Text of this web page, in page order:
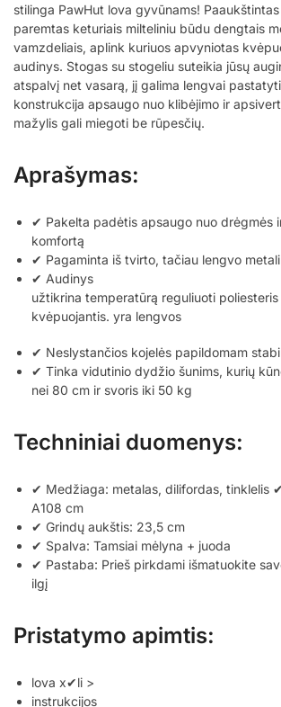
stilinga PawHut lova gyvūnams!
paremtas keturiais milteliniu būdu dengtais
vamzdeliais, aplink kuriuos apvyniotas
audinys. Stogas su stogeliu suteikia jūsų
atspalvį net vasarą, jį galima lengvai
konstrukcija apsaugo nuo klibėjimo ir
mažylis gali miegoti be rūpesčių.
Aprašymas:
✔ Pakelta padėtis apsaugo nuo drėgmės
komfortą
✔ Pagaminta iš tvirto, tačiau lengvo
✔ Audinys
užtikrina temperatūrą reguliuoti
kvėpuojantis. yra lengvos
✔ Neslystančios kojelės papildomam
✔ Tinka vidutinio dydžio šunims, kurių
nei 80 cm ir svoris iki 50 kg
Techniniai duomenys:
✔ Medžiaga: metalas, dilifordas, tinklelis
A108 cm
✔ Grindų aukštis: 23,5 cm
✔ Spalva: Tamsiai mėlyna + juoda
✔ Pastaba: Prieš pirkdami išmatuokite
ilgį
Pristatymo apimtis:
lova x✔li >
instrukcijos